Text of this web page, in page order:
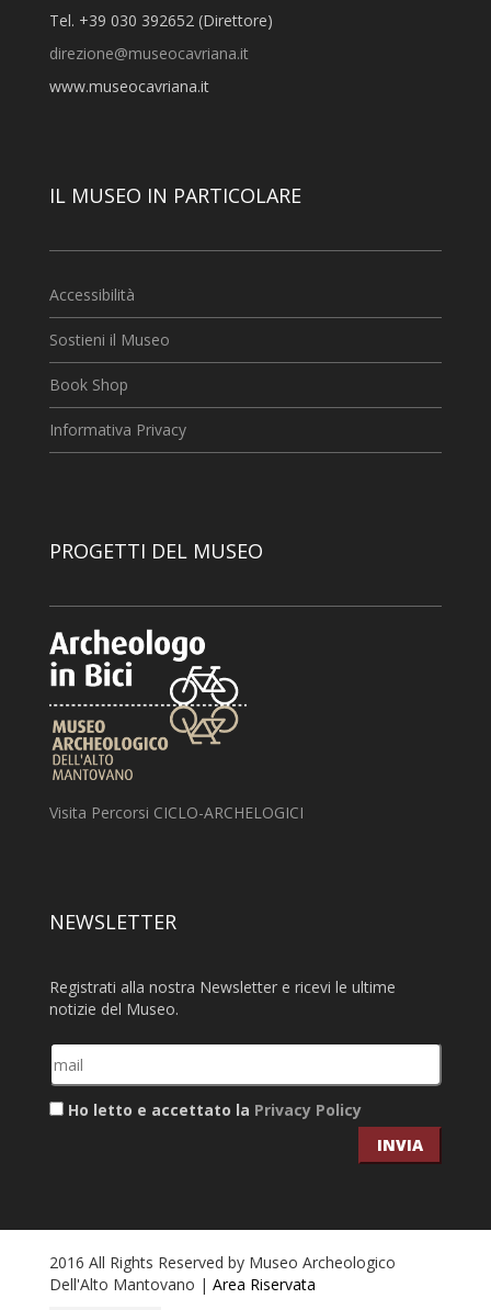
Tel. +39 030 392652 (Direttore)
direzione@museocavriana.it
www.museocavriana.it
IL MUSEO IN PARTICOLARE
Accessibilità
Sostieni il Museo
Book Shop
Informativa Privacy
PROGETTI DEL MUSEO
Visita Percorsi CICLO-ARCHELOGICI
NEWSLETTER
Registrati alla nostra Newsletter e ricevi le ultime
notizie del Museo.
Ho letto e accettato la Privacy Policy
INVIA
2016 All Rights Reserved by Museo Archeologico
Dell'Alto Mantovano | Area Riservata